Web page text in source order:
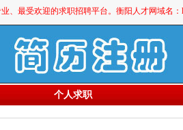
最受欢迎的求职招聘平台。衡阳人才网域名：
个人求职